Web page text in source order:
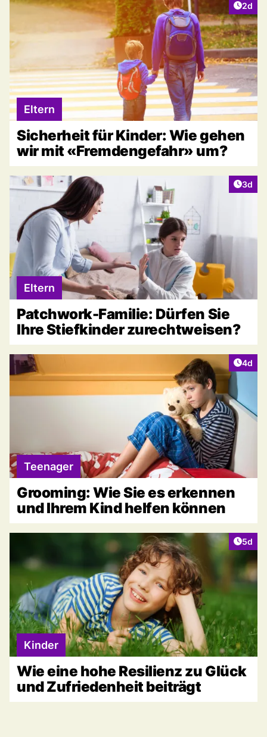
2d
Eltern
Sicherheit für Kinder: Wie gehen
wir mit «Fremdengefahr» um?
3d
Eltern
Patchwork-Familie: Dürfen Sie
Ihre Stiefkinder zurechtweisen?
4d
Teenager
Grooming: Wie Sie es erkennen
und Ihrem Kind helfen können
5d
Kinder
Wie eine hohe Resilienz zu Glück
und Zufriedenheit beiträgt